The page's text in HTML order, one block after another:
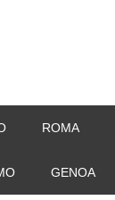
ROMA
GENOA